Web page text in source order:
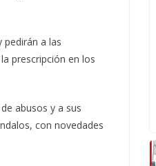
a las
prescripción en los
abusos y a sus
con novedades